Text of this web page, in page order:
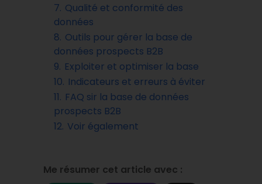
7. Qualité et conformité des
données
8. Outils pour gérer la base de
données prospects B2B
9. Exploiter et optimiser la base
10. Indicateurs et erreurs à éviter
11. FAQ sir la base de données
prospects B2B
12. Voir également
Me résumer cet article avec :